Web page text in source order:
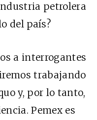
petrolera
del país?
a interrogantes
trabajando
y, por lo tanto,
Pemex es